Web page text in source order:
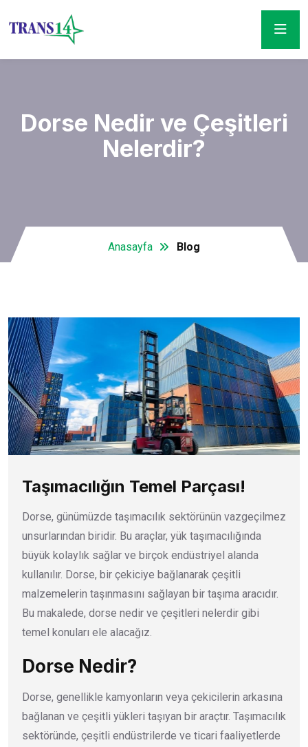
Dorse Nedir ve Çeşitleri
Nelerdir?
Anasayfa Blog
Taşımacılığın Temel Parçası!
Dorse, günümüzde taşımacılık sektörünün vazgeçilmez
unsurlarından biridir. Bu araçlar, yük taşımacılığında
büyük kolaylık sağlar ve birçok endüstriyel alanda
kullanılır. Dorse, bir çekiciye bağlanarak çeşitli
malzemelerin taşınmasını sağlayan bir taşıma aracıdır.
Bu makalede, dorse nedir ve çeşitleri nelerdir gibi
temel konuları ele alacağız.
Dorse Nedir?
Dorse, genellikle kamyonların veya çekicilerin arkasına
bağlanan ve çeşitli yükleri taşıyan bir araçtır. Taşımacılık
sektöründe, çeşitli endüstrilerde ve ticari faaliyetlerde